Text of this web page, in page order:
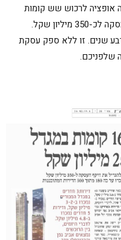
אופציה לרכוש שש קומות
נוספות, נתון שצפוי להגדיל את היקף העסקה לכ-350 מיליון שקל.
שנים. זו ללא ספק עסקת
שלפניכם.